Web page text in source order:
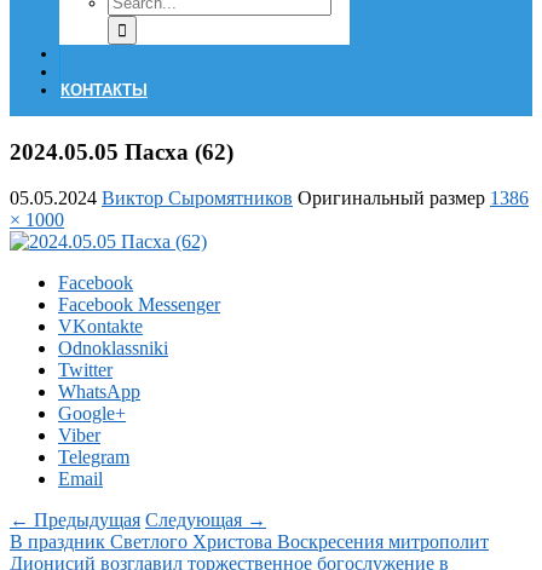
КОНТАКТЫ
2024.05.05 Пасха (62)
05.05.2024 Виктор Сыромятников Оригинальный размер 1386
× 1000
Facebook
Facebook Messenger
VKontakte
Odnoklassniki
Twitter
WhatsApp
Google+
Viber
Telegram
Email
← Предыдущая Следующая →
В праздник Светлого Христова Воскресения митрополит
Дионисий возглавил торжественное богослужение в